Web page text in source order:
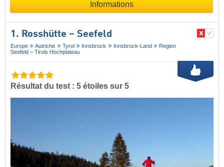
Informations
1. Rosshütte – Seefeld
Europe Autriche Tyrol Innsbruck Innsbruck-Land
Region
Seefeld – Tirols Hochplateau
Résultat du test : 5 étoiles sur 5